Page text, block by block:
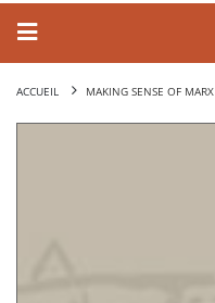
ACCUEIL MAKING SENSE OF MARX